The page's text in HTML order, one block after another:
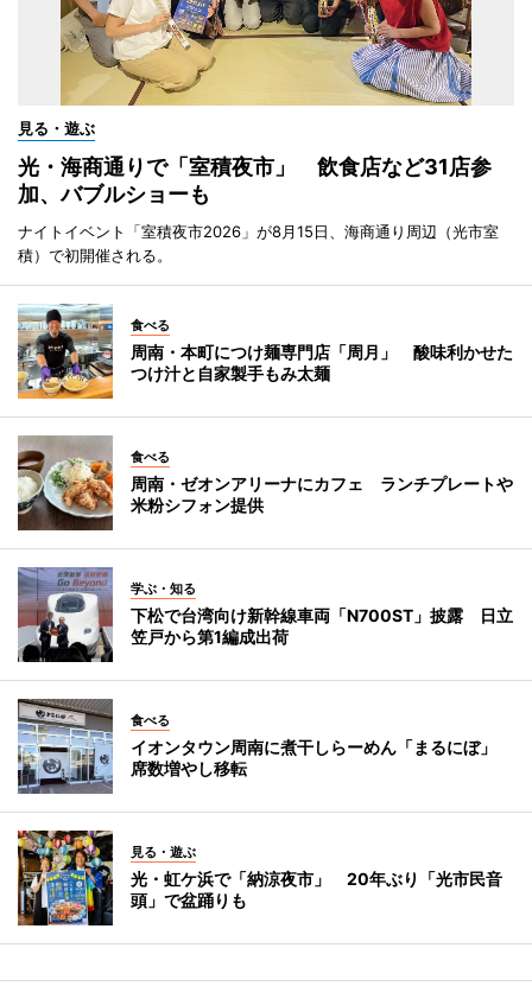
見る・遊ぶ
光・海商通りで「室積夜市」 飲食店など31店参
加、バブルショーも
ナイトイベント「室積夜市2026」が8月15日、海商通り周辺（光市室
積）で初開催される。
食べる
周南・本町につけ麺専門店「周月」 酸味利かせた
つけ汁と自家製手もみ太麺
食べる
周南・ゼオンアリーナにカフェ ランチプレートや
米粉シフォン提供
学ぶ・知る
下松で台湾向け新幹線車両「N700ST」披露 日立
笠戸から第1編成出荷
食べる
イオンタウン周南に煮干しらーめん「まるにぼ」
席数増やし移転
見る・遊ぶ
光・虹ケ浜で「納涼夜市」 20年ぶり「光市民音
頭」で盆踊りも